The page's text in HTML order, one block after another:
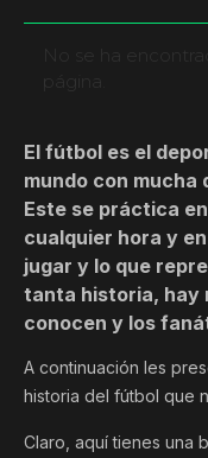
No se ha
página.
El fútbol es el
mundo con
Este se práctica
cualquier hora y
jugar y lo que
tanta historia, hay
conocen y los
A continuación les
historia del fútbol que
Claro, aquí tienes una